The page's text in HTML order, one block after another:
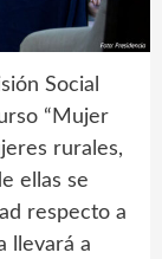
Social
“Mujer
rurales,
ellas se
respecto a
llevará a